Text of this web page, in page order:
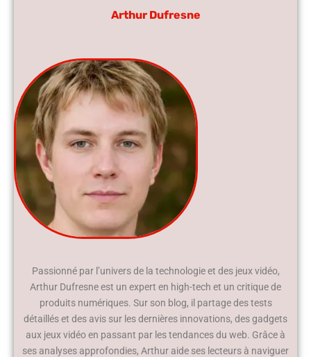
Arthur Dufresne
Passionné par l’univers de la technologie et des jeux vidéo,
Arthur Dufresne est un expert en high-tech et un critique de
produits numériques. Sur son blog, il partage des tests
détaillés et des avis sur les dernières innovations, des gadgets
aux jeux vidéo en passant par les tendances du web. Grâce à
ses analyses approfondies, Arthur aide ses lecteurs à naviguer